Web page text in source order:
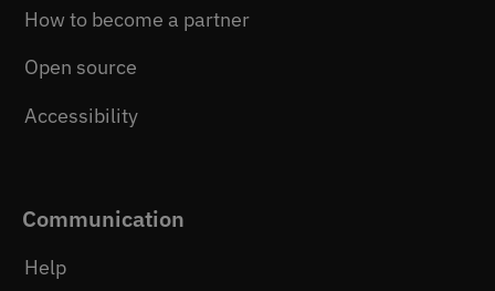
How to become a partner
Open source
Accessibility
Communication
Help